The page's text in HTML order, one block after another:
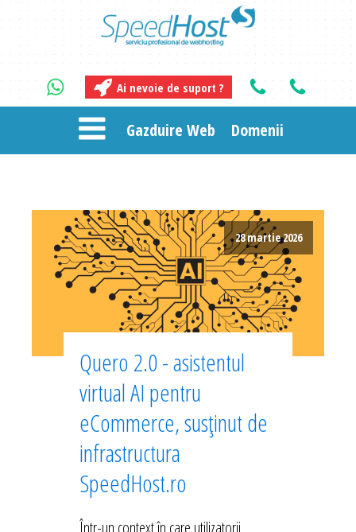
Ai nevoie de suport ?
Gazduire Web Domenii
28 martie 2026
Quero 2.0 - asistentul
virtual AI pentru
eCommerce, susținut de
infrastructura
SpeedHost.ro